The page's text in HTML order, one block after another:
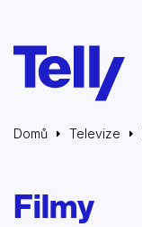
Domů Televize
Filmy